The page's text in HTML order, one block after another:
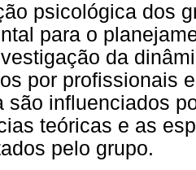
psicológica dos
para o
da
por profissionais
são influenciados
teóricas e as
pelo grupo.